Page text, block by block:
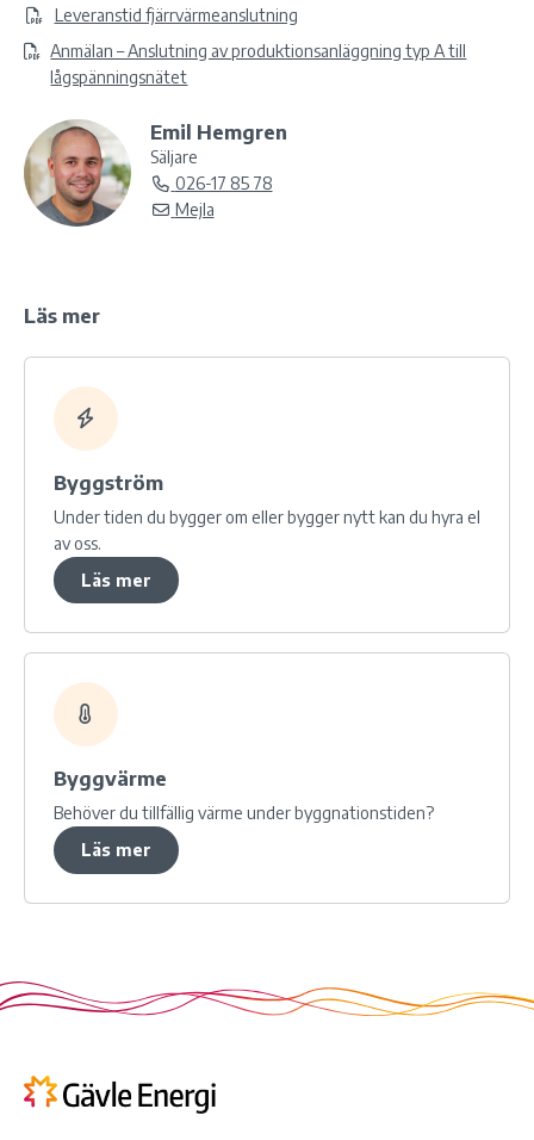
Leveranstid fjärrvärmeanslutning
Anmälan – Anslutning av produktionsanläggning typ A till
lågspänningsnätet
Emil Hemgren
Säljare
026-17 85 78
Mejla
Läs mer
Byggström
Under tiden du bygger om eller bygger nytt kan du hyra el
av oss.
Läs mer
Byggvärme
Behöver du tillfällig värme under byggnationstiden?
Läs mer